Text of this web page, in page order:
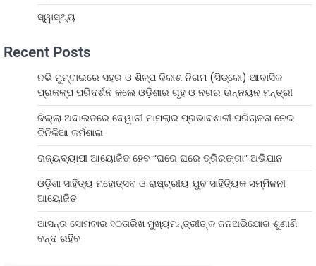
ସ୍ୱାସ୍ଥ୍ୟ
Recent Posts
ନଭି ମୁମ୍ବାଇରେ ସହର ଓ ଶିଳ୍ପ ବିକାଶ ନିଗମ (ସିଡ୍‌କୋ) ଆବାସିକ
ପ୍ରକଳ୍ପ ପରିଦର୍ଶନ କଲେ ଓଡ଼ିଶାର ଗୃହ ଓ ନଗର ଉନ୍ନୟନ ମନ୍ତ୍ରୀ
ଜିଲ୍ଲା ଅଦାଲତରେ ଦେୱାନୀ ମାମଲାର ପ୍ରଭାବଶାଳୀ ପରିଚାଳନା ନେଇ
ଦିନିକିଆ କର୍ମଶାଳା
ରାଜ୍ୟବ୍ୟାପୀ ଆୟୋଜିତ ହେବ “ଘରେ ଘରେ ତ୍ରିରଙ୍ଗା” ଅଭିଯାନ
ଓଡ଼ିଶା ସାହିତ୍ୟ ମହୋତ୍ସବ ଓ ରାଷ୍ଟ୍ରୀୟ ଯୁବ ସାହିତ୍ୟିକ ସମ୍ମିଳନୀ
ଆୟୋଜିତ
ଆସନ୍ତା ସୋମବାର ୧୦ତାରିଖ ମୁଖ୍ୟମନ୍ତ୍ରୀଙ୍କ ଜନଅଭିଯୋଗ ଶୁଣାଣି
ବନ୍ଦ ରହିବ